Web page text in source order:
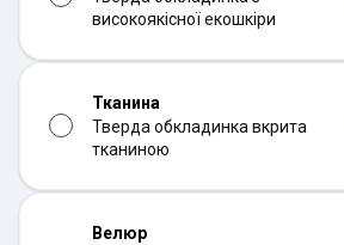
високоякісної екошкіри
Тканина
Тверда обкладинка вкрита
тканиною
Велюр